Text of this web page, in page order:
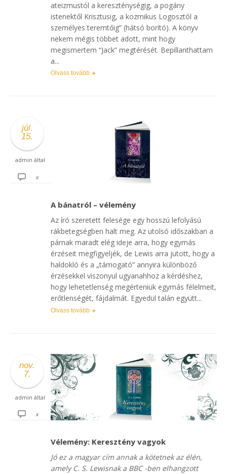
ateizmustól a kereszténységig, a pogány
istenektől Krisztusig, a kozmikus Logosztól a
személyes teremtőig” (hátsó borító). A könyv
nekem mégis többet adott, mint hogy
megismertem “Jack” megtérését. Bepillanthattam
a...
Olvass tovább
júl.
15.
admin által
x
A bánatról – vélemény
Az író szeretett felesége egy hosszú lefolyású
rákbetegségben halt meg. Az utolsó időszakban a
párnak maradt elég ideje arra, hogy egymás
érzéseit megfigyeljék, de Lewis arra jutott, hogy a
haldokló és a „támogató” annyira különböző
érzésekkel viszonyul ugyanahhoz a kérdéshez,
hogy lehetetlenség megérteniük egymás félelmeit,
erőtlenségét, fájdalmát. Egyedül talán együtt...
Olvass tovább
nov.
7.
admin által
x
Vélemény: Keresztény vagyok
Jó ez a magyar cím annak a kötetnek az élén,
amely C. S. Lewisnak a BBC -ben elhangzott